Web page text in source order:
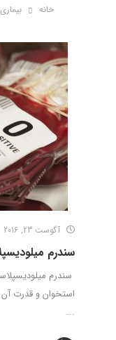
خانه
آگوست 23, 2016
سندرم
سندرم
استخوان و قدرت
...